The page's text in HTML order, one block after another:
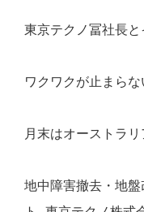
東京テクノ冨社長と
ワクワクが止まらな
月末はオーストラリ
地中障害撤去・地